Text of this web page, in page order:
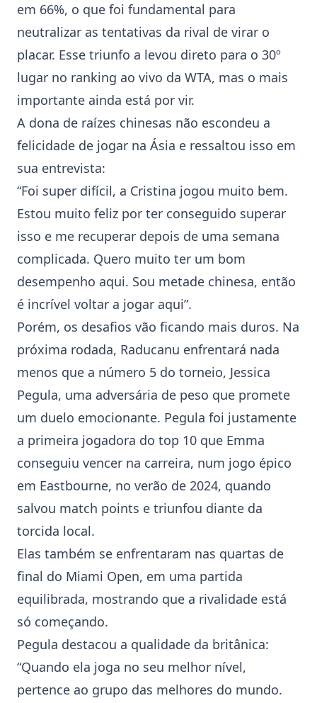
em 66%, o que foi fundamental para
neutralizar as tentativas da rival de virar o
placar. Esse triunfo a levou direto para o 30º
lugar no ranking ao vivo da WTA, mas o mais
importante ainda está por vir.
A dona de raízes chinesas não escondeu a
felicidade de jogar na Ásia e ressaltou isso em
sua entrevista:
“Foi super difícil, a Cristina jogou muito bem.
Estou muito feliz por ter conseguido superar
isso e me recuperar depois de uma semana
complicada. Quero muito ter um bom
desempenho aqui. Sou metade chinesa, então
é incrível voltar a jogar aqui”.
Porém, os desafios vão ficando mais duros. Na
próxima rodada, Raducanu enfrentará nada
menos que a número 5 do torneio, Jessica
Pegula, uma adversária de peso que promete
um duelo emocionante. Pegula foi justamente
a primeira jogadora do top 10 que Emma
conseguiu vencer na carreira, num jogo épico
em Eastbourne, no verão de 2024, quando
salvou match points e triunfou diante da
torcida local.
Elas também se enfrentaram nas quartas de
final do Miami Open, em uma partida
equilibrada, mostrando que a rivalidade está
só começando.
Pegula destacou a qualidade da britânica:
“Quando ela joga no seu melhor nível,
pertence ao grupo das melhores do mundo.